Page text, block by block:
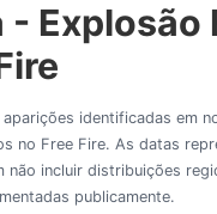
- Explosão
identificadas em
no Free Fire. As datas
não incluir distribuições
publicamente.